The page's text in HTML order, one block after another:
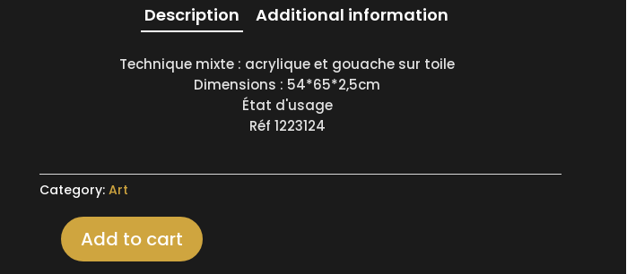
Description Additional information
Technique mixte : acrylique et gouache sur toile
Dimensions : 54*65*2,5cm
État d'usage
Réf 1223124
Category:Art
TechniqueAdd to cart